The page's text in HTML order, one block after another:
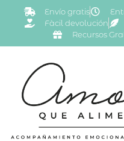
Envío gratis
Fàcil devolución
Recursos